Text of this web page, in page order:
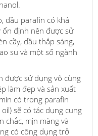
dầu parafin có khả
ổn định nên được sử
cầy, dầu thắp sáng,
su và một số ngành
được sử dụng vô cùng
làm đẹp và sản xuất
có trong parafin
sẽ có tác dụng cung
chắc, mịn màng và
có công dụng trở